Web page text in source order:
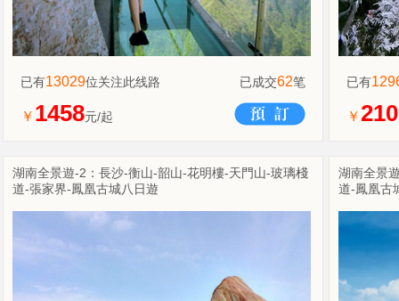
已有13029位关注此线路 已成交62笔
￥ 1458元/起
已有
￥
湖南全景遊-2：長沙-衡山-韶山-花明樓-天門山-玻璃棧
道-張家界-鳳凰古城八日遊
湖南全景
道-鳳凰古